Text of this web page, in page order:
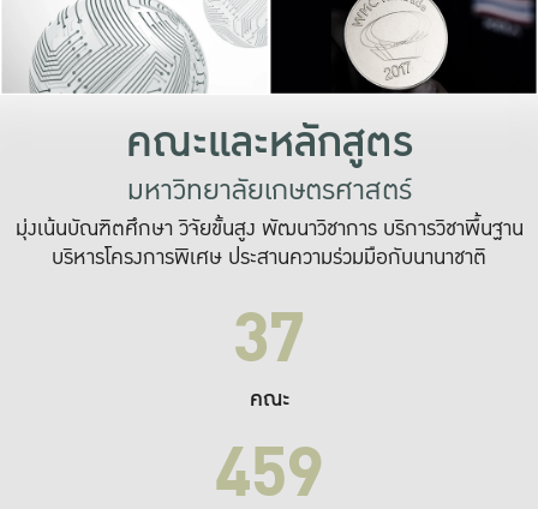
เปลี่ยนแปลง แล
เพื่อทำง
ระบบสารสนเทศ
คณะและหลักสูตร
มหาวิทยาลัยเกษตรศาสตร์
มุ่งเน้นบัณฑิตศึกษา วิจัยขั้นสูง พัฒนาวิชาการ บริการวิชาพื้นฐาน
บริหารโครงการพิเศษ ประสานความร่วมมือกับนานาชาติ
37
คณะ
459